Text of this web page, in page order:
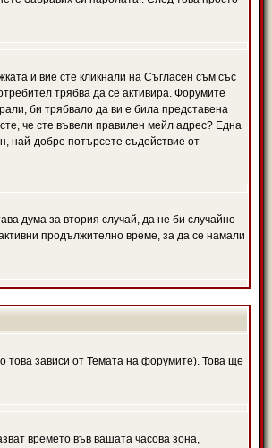
и вие сте кликнали на Съгласен съм със
трябва да се активира. Форумите
би трябвало да ви е била представена
че сте въвели правилен мейл адрес? Една
най-добре потърсете съдействие от
дума за втория случай, да не би случайно
продължително време, за да се намали
това зависи от Темата на форумите). Това ще
времето във вашата часова зона,